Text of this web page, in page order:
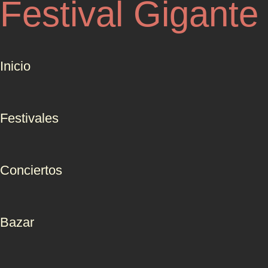
Festival
Inicio
Festivales
Conciertos
Bazar